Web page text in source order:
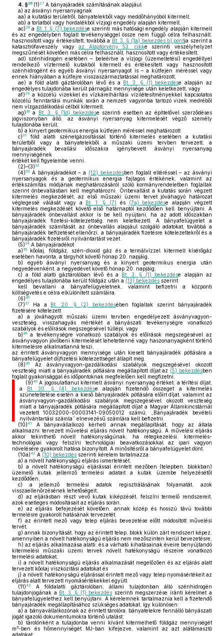
4. §26 (1)27 A bányajáradék számításának alapjául
a) az ásványi nyersanyagnak
aa) a kutatási területről, bányatelekből vagy meddőhányóból kitermelt,
ab) a torlatból vagy hordalékból vízjogi engedély alapján kitermelt,
ac)28 a Bt. 1. § (7) bekezdése szerinti más hatósági engedély alapján kitermelt
és az engedélyben foglalt tevékenységgel össze nem függő célra felhasznált,
hasznosított vagy értékesített, továbbá a Bt. 3. § (1a) bekezdés b) pontja szerint a
katasztrófaveszély vagyaz Alaptörvény 53. cikke szerinti veszélyhelyzet
megszűnését követően más célra felhasznált, hasznosított vagy értékesített,
ad) szénhidrogén esetében – beleértve a vízjogi (üzemeltetési) engedéllyel
rendelkező víztermelő kutakból kitermelt és értékesített vagy hasznosított
szénhidrogént és egyéb ásványi nyersanyagot is – a kútfejen méréssel vagy
ennek hiányában a kútfejre visszaszármaztatással meghatározott,
ae) a föld alatti gáztárolóban lévő és a Bt. 3. § (1) bekezdése alapján az
engedélyes tulajdonába került párnagáz mennyisége után keletkezett, vagy
af)29 a közcélú vizekkel és vízkárelhárítási vízilétesítményekkel kapcsolatos
közcélú fenntartási munkák során a nemzeti vagyonba tartozó vizek medréből
nem vízgazdálkodási célból kitermelt,
ag)30 a Bt. 3. § (1d) bekezdése szerinti esetben az építtetővel szerződéses
jogviszonyban álló, az ásványi nyersanyag kitermelését végző személy
tulajdonába került,
b) a kinyert geotermikus energia kútfejen méréssel meghatározott
c)31
föld alatti szénelgázosítással történő kitermelés esetében a kutatási
területből vagy a bányatelekből a műszaki üzemi tervben tervezett, a
bányajáradék bevallási időszakra igénybevett ásványi nyersanyag
mennyiségének
értékét kell figyelembe venni.
(2)–(3)32
(4)33 A bányajáradékot – a (12) bekezdésben foglalt eltéréssel – az ásványi
nyersanyagok és a geotermikus energia fajlagos értékének, valamint az
értékszámítás módjának meghatározásáról szóló kormányrendeletben foglaltak
szerint önbevallásban kell meghatározni. Önbevallást a kutatás során végzett
kitermelés megkezdését, az első műszaki üzemi tervet jóváhagyó határozat
véglegessé válását vagy a Bt. 1. § (7) és (7a) bekezdése alapján végzett
kitermelés megkezdését követő első határnaptól kezdődően kell benyújtani. A
bányajáradék önbevallást akkor is be kell nyújtani, ha az adott időszakban
bányajáradék fizetési-kötelezettség nem keletkezett. A bányafelügyelet a
bányajáradék számítását, az önbevallás alapjául szolgáló adatokat, továbbá a
bányajáradék befizetését ellenőrzi, a bányajáradék fizetésre kötelezettekről és a
bányajáradék fizetésről nyilvántartást vezet.
(5)34 A bányajáradékot
a)35
kőolaj, földgáz, szén-dioxid gáz és a termálvízzel kitermelt kísérőgáz
esetében havonta, a tárgyhót követő hónap 20. napjáig,
b) egyéb ásványi nyersanyag és a kinyert geotermikus energia után
negyedévenként, a negyedévet követő hónap 20. napjáig,
c) a föld alatti gáztárolóban lévő és a Bt. 3. § (1) bekezdése alapján az
engedélyes tulajdonába került földgáz után a (13) bekezdés szerint
kell bevallani a bányafelügyeletnek, valamint befizetni a központi
költségvetés e célra elkülönített számláira.
(6)36
(7)37 Ha a Bt. 20. § (2) bekezdésében foglaltak szerint bányajáradék
fizetésére kötelezett
a) a jóváhagyott műszaki üzemi tervben engedélyezett ásványvagyon-
veszteség, visszahagyás mértékét a bányászati tevékenységre vonatkozó
szabályok és előírások megszegésével túllépi, vagy
b)38
a tevékenységre vonatkozó szabályok és előírások megszegésével az
ásványvagyon jövőbeni kitermelését lehetetlenné vagy haszonanyagként történő
kitermelésre alkalmatlanná teszi,
az érintett ásványvagyon mennyisége után kiesett bányajáradék pótlására a
bányafelügyelet díjfizetési kötelezettséget állapít meg.
(8)39
Az ásványvagyon-gazdálkodási szabályok megszegésével okozott
veszteség miatt a bányajáradék pótlására megállapított díjat az (5) bekezdésben
foglalt gyakorisággal és időpontoknak megfelelően kell megfizetni.
(9)40A jogosulatlanul kitermelt ásványi nyersanyag értéket, a térítési díjat,
a Bt. 30. § (4) bekezdése alapján fizetendő összeget a kitermelés
szüneteltetése esetén a kieső bányajáradék pótlására előírt díjat, valamint az
ásványvagyon-gazdálkodási szabályok megszegésével okozott veszteség
miatt a bányajáradék pótlására megállapított díjat a Magyar Államkincstárnál
vezetett 10032000-00003141-09050012 számú, „Bányajáradék bevételi
nyilvántartási számla” elnevezésű számlára kell befizetni.
(10)41
A bányavállalkozó kérheti annak megállapítását, hogy az általa
alkalmazni tervezett művelési eljárás növelt hatékonyságú. A művelési eljárás
akkor tekinthető növelt hatékonyságúnak, ha rétegkezelési, kitermelés-
technológiai vagy felszíni technológiai beavatkozásokkal az ipari vagyon
növelésére gyakorolt hatása bizonyított. A minősítésről a bányafelügyelet dönt.
(10a)42 A (10) bekezdés szerinti kérelem tartalmazza:
a) a növelt hatékonyságú eljárás ismertetését,
b) a növelt hatékonyságú eljárással érintett mezőben (telepben, blokkban)
üzemelő kutak jellemző termelési adatait a kutak üzembe helyezésétől
kezdődően,
c) a jellemző termelési adatok regisztrálásának folyamatát, azok
visszaellenőrzésének lehetőségeit,
d) az eljárásban részt vevő kutak kiképzését, felszíni termelő rendszereit,
azok esetleges módosításait az eljárás során,
e) az eljárás befejezését követően, annak közép és hosszú távú további
termelésre gyakorolt hatásának tervezetét,
f) az érintett mező vagy telep eljárás bevezetése előtt módosított művelési
tervét,
g) annak bizonyítását, hogy az érintett telep, blokk külön zárt rendszert képez,
amennyiben a növelt hatékonyságú eljárás nem mezőszinten kerül bevezetésre,
h) az eljárás alkalmazása alatti, és a várható kihatásainak éveire benyújtandó
kitermelési műszaki üzemi tervek növelt hatékonyságú részeire vonatkozó
termelési adatokat,
i) a növelt hatékonyságú eljárás alkalmazását megelőzően és az eljárás alatt
tervezett kőolaj viszkozitási adatokat és
j) a növelt hatékonyságú eljárással érintett mező vagy telep nyomásértékeit az
eljárás alatt tervezett nyomásértékekkel együtt.
(11)43
A földalatti gáztárolóban, állami tulajdonban álló szénhidrogén
tulajdonjogának a Bt. 3. § (1) bekezdés szerinti megszerzése iránti kérelmet a
bányafelügyelethez kell benyújtani. A kérelemnek tartalmaznia kell a fizetendő
bányajáradék megállapításához szükséges adatokat, így különösen:
a) a bányavállalkozónak az érintett tárolóra, bányatelekre fennálló bányászati
jogát igazoló dokumentumokra történő utalást;
b) tárolónként a tulajdonba venni kívánt kitermelhető földgáz mennyiségét
m3-ben és hőmennyiségét MJ-ban kifejezve, valamint az azt alátámasztó
adatokat.